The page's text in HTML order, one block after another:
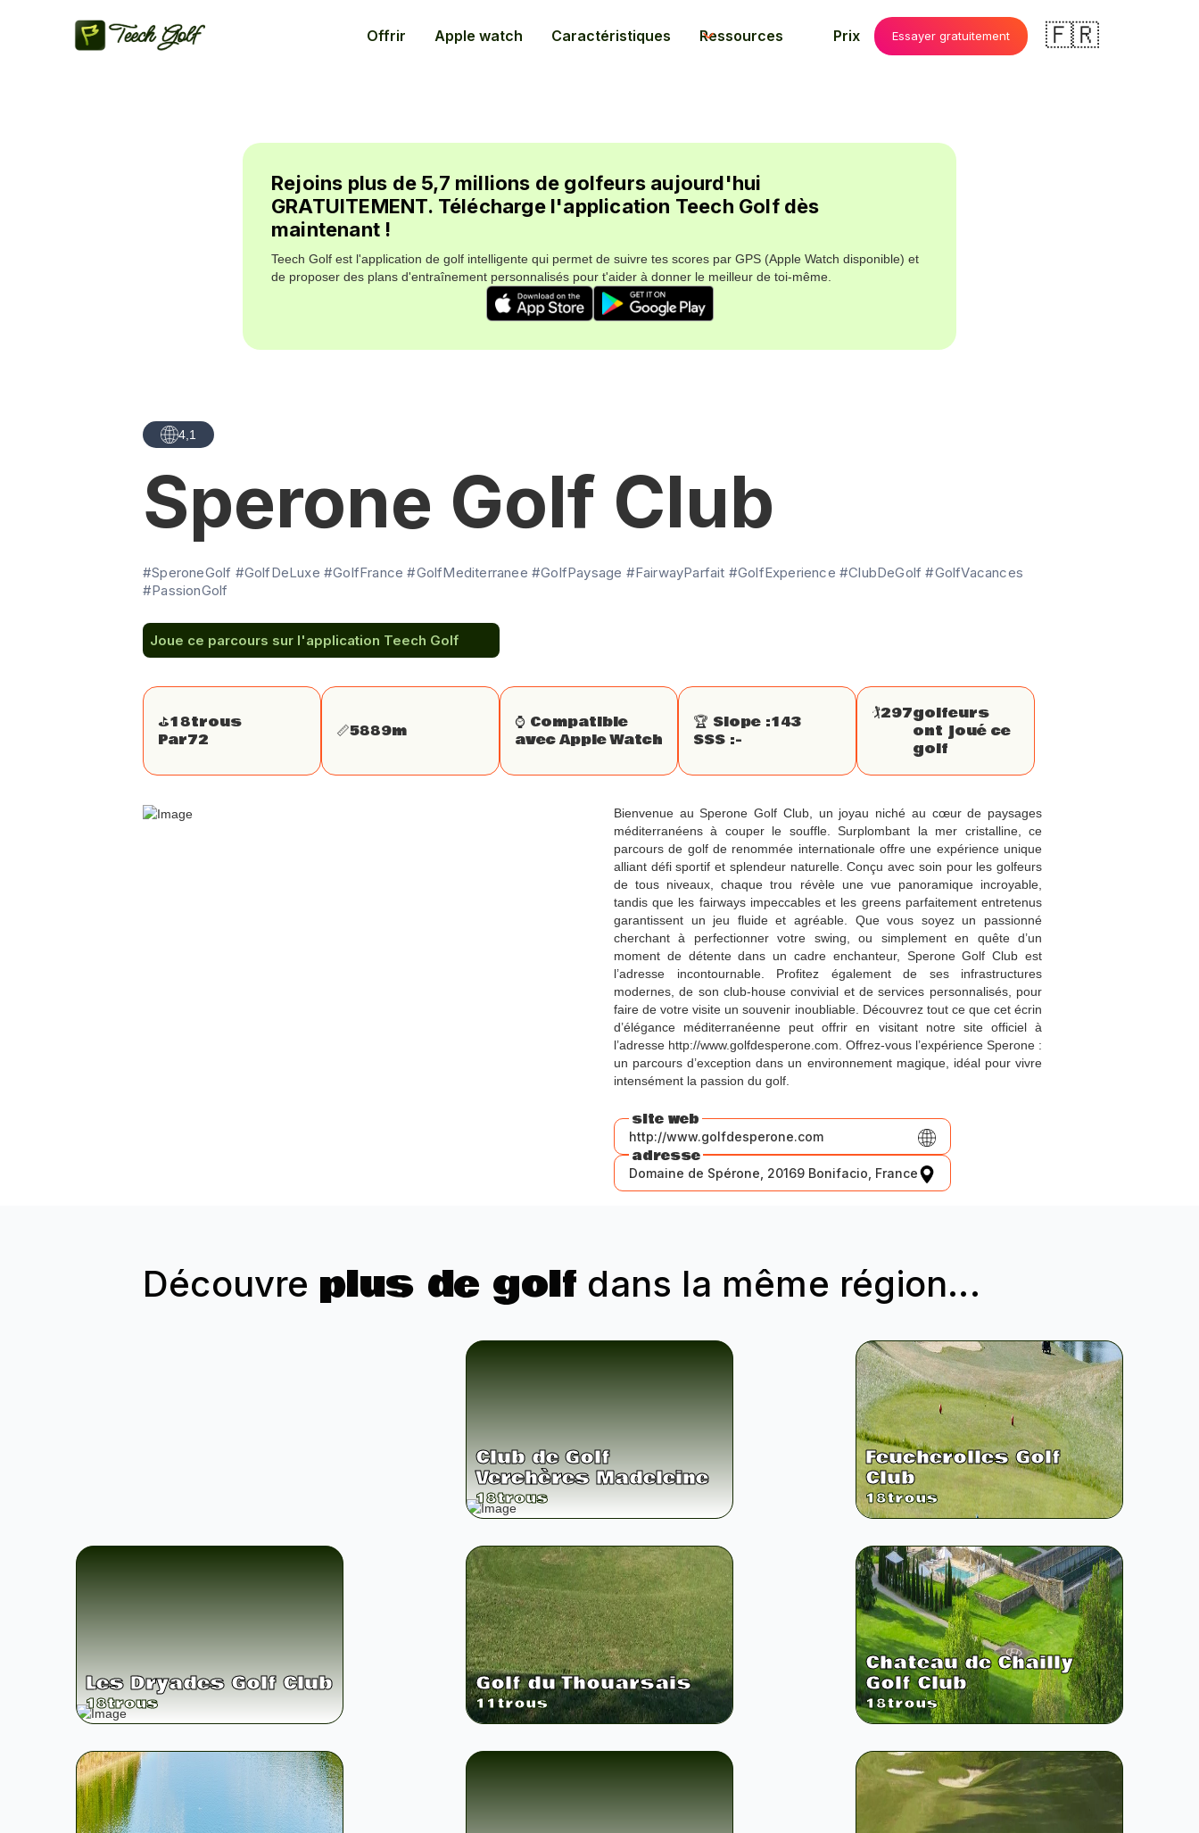
Offrir Apple watch Caractéristiques Ressources Prix Essayer gratuitement 🇫🇷
Rejoins plus de 5,7 millions de golfeurs aujourd'hui
GRATUITEMENT. Télécharge l'application Teech Golf dès
maintenant !
Teech Golf est l'application de golf intelligente qui permet de suivre tes scores par GPS (Apple Watch disponible) et
de proposer des plans d'entraînement personnalisés pour t'aider à donner le meilleur de toi-même.
4,1
Sperone Golf Club
#SperoneGolf #GolfDeLuxe #GolfFrance #GolfMediterranee #GolfPaysage #FairwayParfait #GolfExperience #ClubDeGolf #GolfVacances
#PassionGolf
Joue ce parcours sur l'application Teech Golf
⛳️18trous
Par72 📏5889m
⌚️ Compatible
avec Apple Watch
🏆 Slope :143
SSS :-
🏌297golfeurs
ont joué ce
golf
Bienvenue au Sperone Golf Club, un joyau niché au cœur de paysages
méditerranéens à couper le souffle. Surplombant la mer cristalline, ce
parcours de golf de renommée internationale offre une expérience unique
alliant défi sportif et splendeur naturelle. Conçu avec soin pour les golfeurs
de tous niveaux, chaque trou révèle une vue panoramique incroyable,
tandis que les fairways impeccables et les greens parfaitement entretenus
garantissent un jeu fluide et agréable. Que vous soyez un passionné
cherchant à perfectionner votre swing, ou simplement en quête d’un
moment de détente dans un cadre enchanteur, Sperone Golf Club est
l’adresse incontournable. Profitez également de ses infrastructures
modernes, de son club-house convivial et de services personnalisés, pour
faire de votre visite un souvenir inoubliable. Découvrez tout ce que cet écrin
d’élégance méditerranéenne peut offrir en visitant notre site officiel à
l’adresse http://www.golfdesperone.com. Offrez-vous l’expérience Sperone :
un parcours d’exception dans un environnement magique, idéal pour vivre
intensément la passion du golf.
site web
http://www.golfdesperone.com
adresse
Domaine de Spérone, 20169 Bonifacio, France
Découvre plus de golf dans la même région...
Club de Golf
Verchères Madeleine
18trous
Feucherolles Golf
Club
18trous
Les Dryades Golf Club
18trous
Golf du Thouarsais
11trous
Chateau de Chailly
Golf Club
18trous